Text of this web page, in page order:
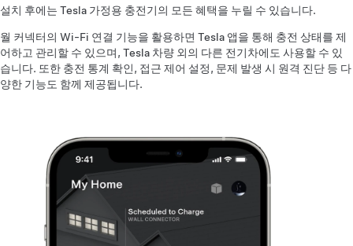
설치 후에는 Tesla 가정용 충전기의 모든 혜택을 누릴 수 있습니다.
월 커넥터의 Wi-Fi 연결 기능을 활용하면 Tesla 앱을 통해 충전 상태를 제
어하고 관리할 수 있으며, Tesla 차량 외의 다른 전기차에도 사용할 수 있
습니다. 또한 충전 통계 확인, 접근 제어 설정, 문제 발생 시 원격 진단 등 다
양한 기능도 함께 제공됩니다.